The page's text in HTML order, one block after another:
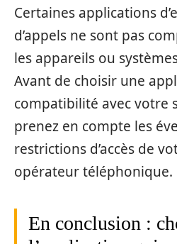
Certaines applications
d’appels ne sont pas
les appareils ou
Avant de choisir une
compatibilité avec votre
prenez en compte les
restrictions d’accès de
opérateur téléphonique.
En conclusion :